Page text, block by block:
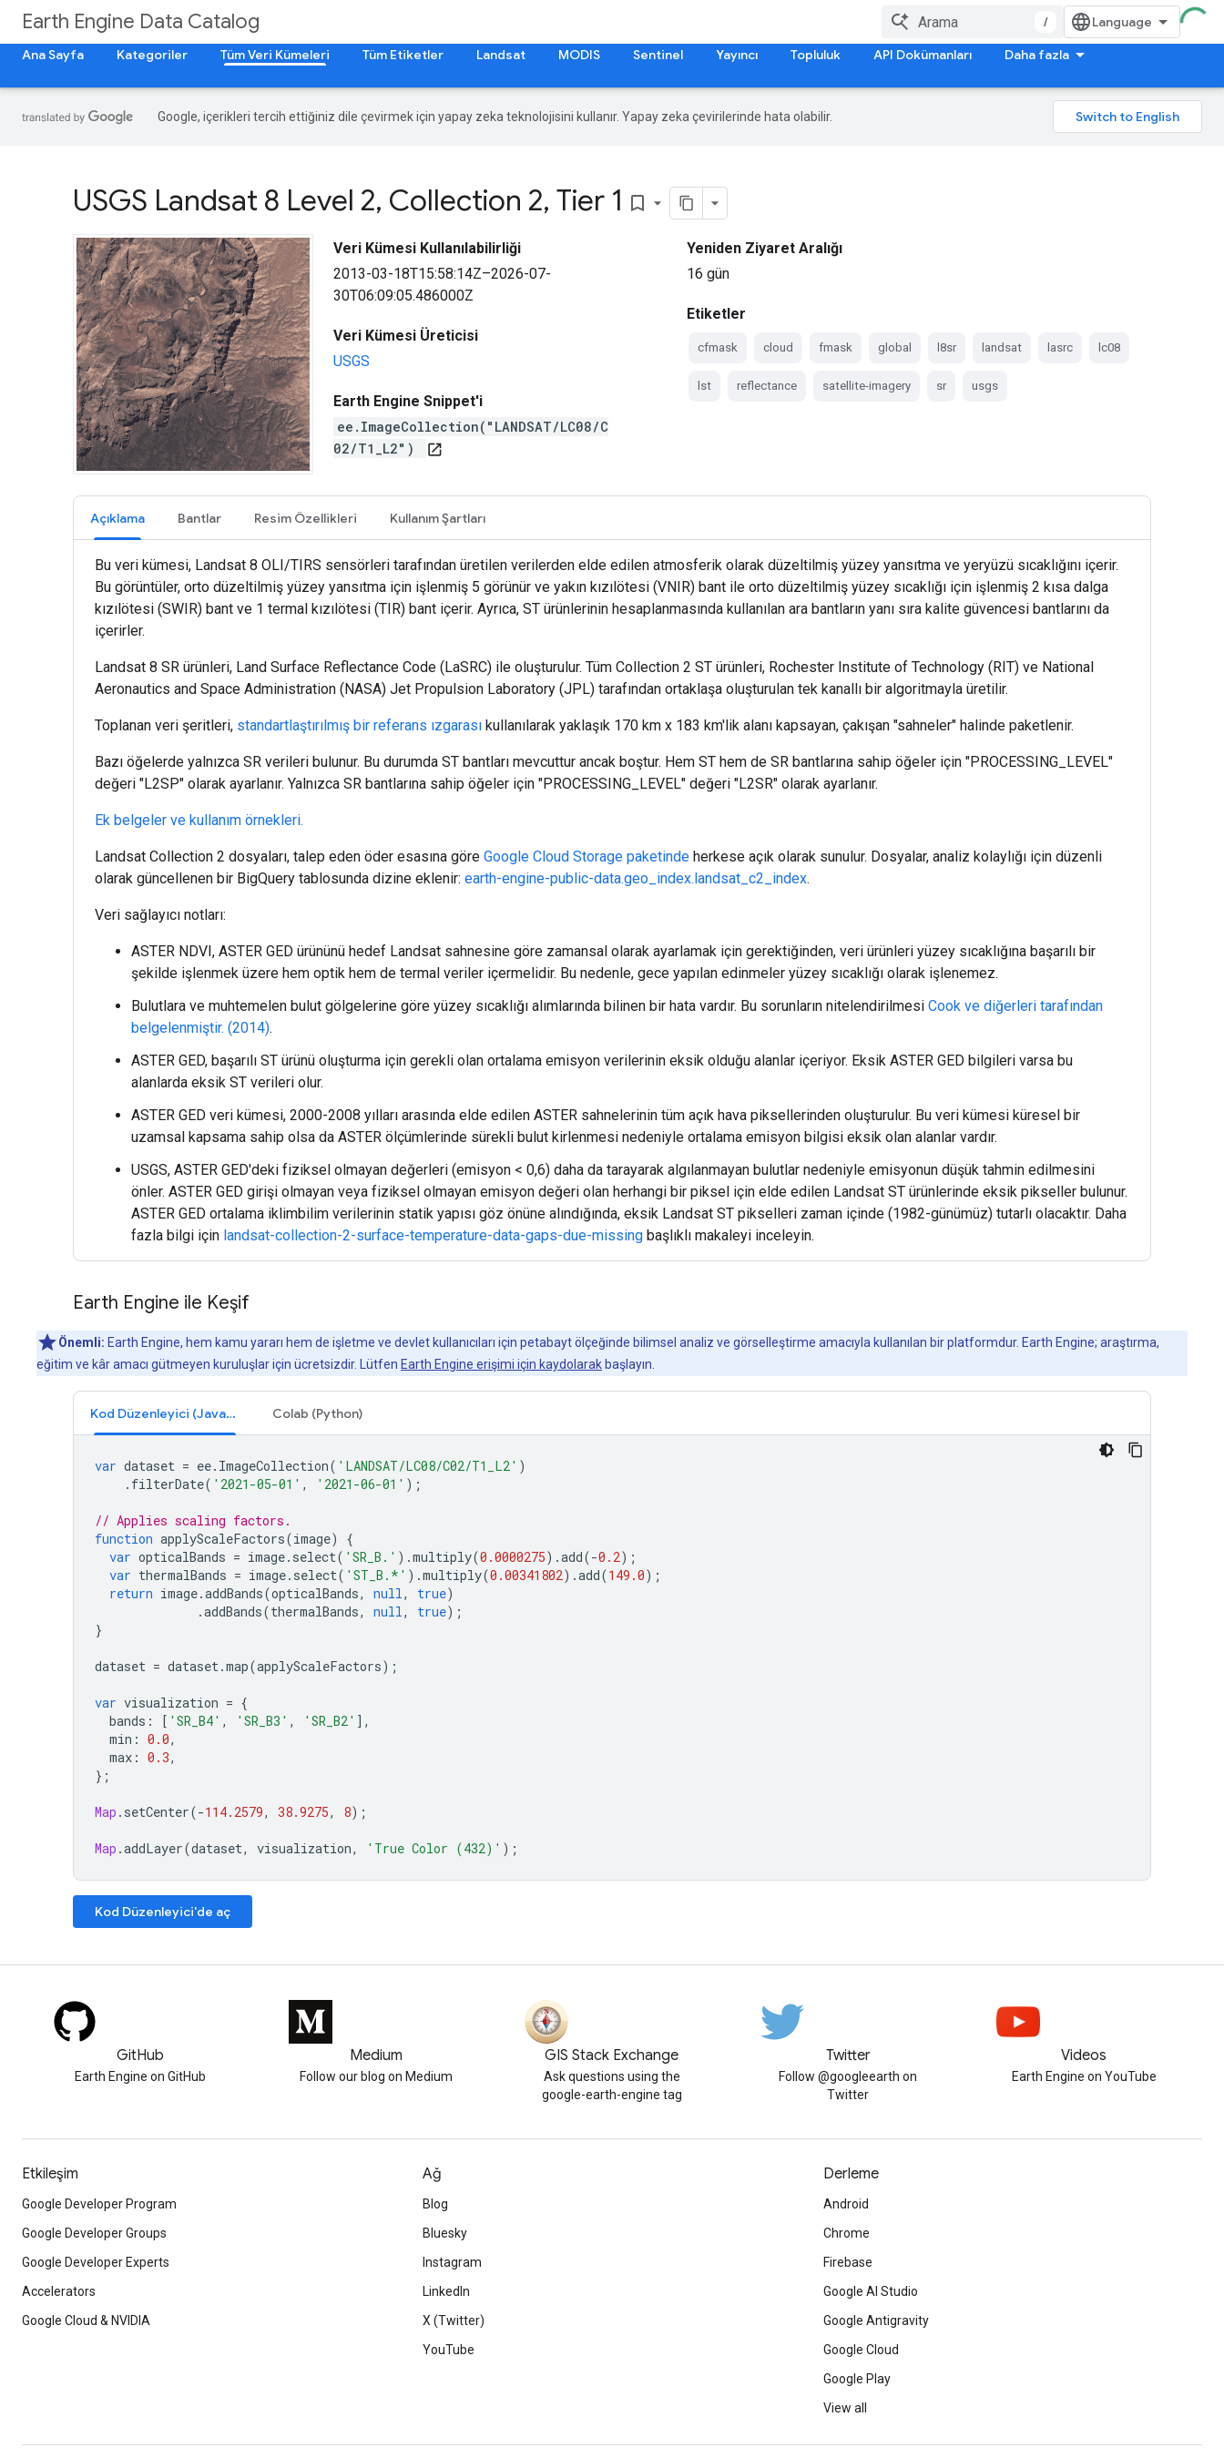
Earth Engine Data Catalog
/
Ana Sayfa
Kategoriler Tüm Veri Kümeleri Tüm Etiketler Landsat MODIS Sentinel Yayıncı Topluluk API Dokümanları Daha fazla
Google, içerikleri tercih ettiğiniz dile çevirmek için yapay zeka teknolojisini kullanır. Yapay zeka çevirilerinde hata olabilir.
USGS Landsat 8 Level 2, Collection 2, Tier 1 bookmark_border
Veri Kümesi Kullanılabilirliği
2013-03-18T15:58:14Z–2026-07-
30T06:09:05.486000Z
Veri Kümesi Üreticisi
USGS
Earth Engine Snippet'i
ee.ImageCollection("LANDSAT/LC08/C
02/T1_L2")
open_in_new
Yeniden Ziyaret Aralığı
16 gün
Etiketler
cfmask cloud fmask global l8sr landsat lasrc lc08
lst reflectance satellite-imagery sr usgs
Açıklama Bantlar Resim Özellikleri Kullanım Şartları
Bu veri kümesi, Landsat 8 OLI/TIRS sensörleri tarafından üretilen verilerden elde edilen atmosferik olarak düzeltilmiş yüzey yansıtma ve yeryüzü sıcaklığını içerir.
Bu görüntüler, orto düzeltilmiş yüzey yansıtma için işlenmiş 5 görünür ve yakın kızılötesi (VNIR) bant ile orto düzeltilmiş yüzey sıcaklığı için işlenmiş 2 kısa dalga
kızılötesi (SWIR) bant ve 1 termal kızılötesi (TIR) bant içerir. Ayrıca, ST ürünlerinin hesaplanmasında kullanılan ara bantların yanı sıra kalite güvencesi bantlarını da
içerirler.
Landsat 8 SR ürünleri, Land Surface Reflectance Code (LaSRC) ile oluşturulur. Tüm Collection 2 ST ürünleri, Rochester Institute of Technology (RIT) ve National
Aeronautics and Space Administration (NASA) Jet Propulsion Laboratory (JPL) tarafından ortaklaşa oluşturulan tek kanallı bir algoritmayla üretilir.
Toplanan veri şeritleri, standartlaştırılmış bir referans ızgarası kullanılarak yaklaşık 170 km x 183 km'lik alanı kapsayan, çakışan "sahneler" halinde paketlenir.
Bazı öğelerde yalnızca SR verileri bulunur. Bu durumda ST bantları mevcuttur ancak boştur. Hem ST hem de SR bantlarına sahip öğeler için "PROCESSING_LEVEL"
değeri "L2SP" olarak ayarlanır. Yalnızca SR bantlarına sahip öğeler için "PROCESSING_LEVEL" değeri "L2SR" olarak ayarlanır.
Ek belgeler ve kullanım örnekleri.
Landsat Collection 2 dosyaları, talep eden öder esasına göre Google Cloud Storage paketinde herkese açık olarak sunulur. Dosyalar, analiz kolaylığı için düzenli
olarak güncellenen bir BigQuery tablosunda dizine eklenir: earth-engine-public-data.geo_index.landsat_c2_index.
Veri sağlayıcı notları:
ASTER NDVI, ASTER GED ürününü hedef Landsat sahnesine göre zamansal olarak ayarlamak için gerektiğinden, veri ürünleri yüzey sıcaklığına başarılı bir
şekilde işlenmek üzere hem optik hem de termal veriler içermelidir. Bu nedenle, gece yapılan edinmeler yüzey sıcaklığı olarak işlenemez.
Bulutlara ve muhtemelen bulut gölgelerine göre yüzey sıcaklığı alımlarında bilinen bir hata vardır. Bu sorunların nitelendirilmesi Cook ve diğerleri tarafından
belgelenmiştir. (2014).
ASTER GED, başarılı ST ürünü oluşturma için gerekli olan ortalama emisyon verilerinin eksik olduğu alanlar içeriyor. Eksik ASTER GED bilgileri varsa bu
alanlarda eksik ST verileri olur.
ASTER GED veri kümesi, 2000-2008 yılları arasında elde edilen ASTER sahnelerinin tüm açık hava piksellerinden oluşturulur. Bu veri kümesi küresel bir
uzamsal kapsama sahip olsa da ASTER ölçümlerinde sürekli bulut kirlenmesi nedeniyle ortalama emisyon bilgisi eksik olan alanlar vardır.
USGS, ASTER GED'deki fiziksel olmayan değerleri (emisyon < 0,6) daha da tarayarak algılanmayan bulutlar nedeniyle emisyonun düşük tahmin edilmesini
önler. ASTER GED girişi olmayan veya fiziksel olmayan emisyon değeri olan herhangi bir piksel için elde edilen Landsat ST ürünlerinde eksik pikseller bulunur.
ASTER GED ortalama iklimbilim verilerinin statik yapısı göz önüne alındığında, eksik Landsat ST pikselleri zaman içinde (1982-günümüz) tutarlı olacaktır. Daha
fazla bilgi için landsat-collection-2-surface-temperature-data-gaps-due-missing başlıklı makaleyi inceleyin.
Earth Engine ile Keşif
Önemli: Earth Engine, hem kamu yararı hem de işletme ve devlet kullanıcıları için petabayt ölçeğinde bilimsel analiz ve görselleştirme amacıyla kullanılan bir platformdur. Earth Engine; araştırma,
eğitim ve kâr amacı gütmeyen kuruluşlar için ücretsizdir. Lütfen Earth Engine erişimi için kaydolarak başlayın.
Kod Düzenleyici (JavaScript) Colab (Python)
var dataset = ee. ImageCollection( 'LANDSAT/LC08/C02/T1_L2' )
. filterDate( '2021-05-01' , '2021-06-01' );
// Applies scaling factors.
function applyScaleFactors(image)
{
var opticalBands = image. select( 'SR_B.' ).multiply(0.0000275).add(-0.2);
var thermalBands = image. select( 'ST_B.*' ).multiply(0.00341802).add(149.0);
return image.addBands(opticalBands, null, true)
.addBands(thermalBands, null, true);
}
dataset = dataset.map(applyScaleFactors);
var visualization = {
bands : [ 'SR_B4' , 'SR_B3' , 'SR_B2' ],
min : 0.0,
max : 0.3,
};
Map . setCenter(-114.2579, 38.9275, 8);
Map .addLayer(dataset, visualization, 'True Color (432)' );
Kod Düzenleyici'de aç
GitHub
Earth Engine on GitHub
Medium
Follow our blog on Medium
GIS Stack Exchange
Ask questions using the
google-earth-engine tag
Twitter
Follow @googleearth on
Twitter
Videos
Earth Engine on YouTube
Etkileşim
Google Developer Program
Google Developer Groups
Google Developer Experts
Accelerators
Google Cloud & NVIDIA
Ağ
Blog
Bluesky
Instagram
LinkedIn
X (Twitter)
YouTube
Derleme
Android
Chrome
Firebase
Google AI Studio
Google Antigravity
Google Cloud
Google Play
View all